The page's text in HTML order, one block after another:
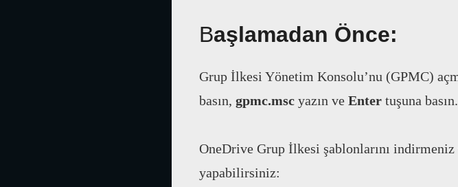
Başlamadan Önce:
Grup İlkesi Yönetim Konsolu’nu (GPMC)
basın, gpmc.msc yazın ve Enter tuşuna basın.
OneDrive Grup İlkesi şablonlarını
yapabilirsiniz: